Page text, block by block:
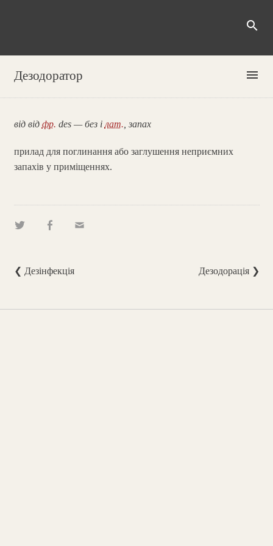
search
Дезодоратор menu
від від фр. des — без і лат. , запах
прилад для поглинання або заглушення неприємних
запахів у приміщеннях.
❮ Дезінфекція Дезодорація ❯